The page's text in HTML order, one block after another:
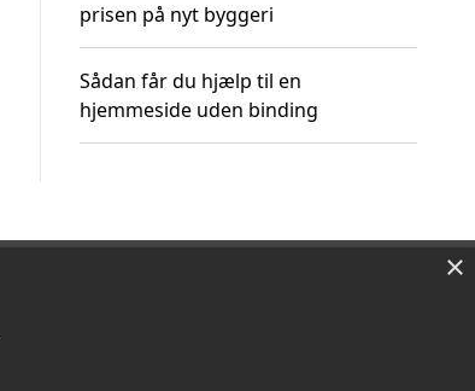
prisen på nyt byggeri
Sådan får du hjælp til en
hjemmeside uden binding
×